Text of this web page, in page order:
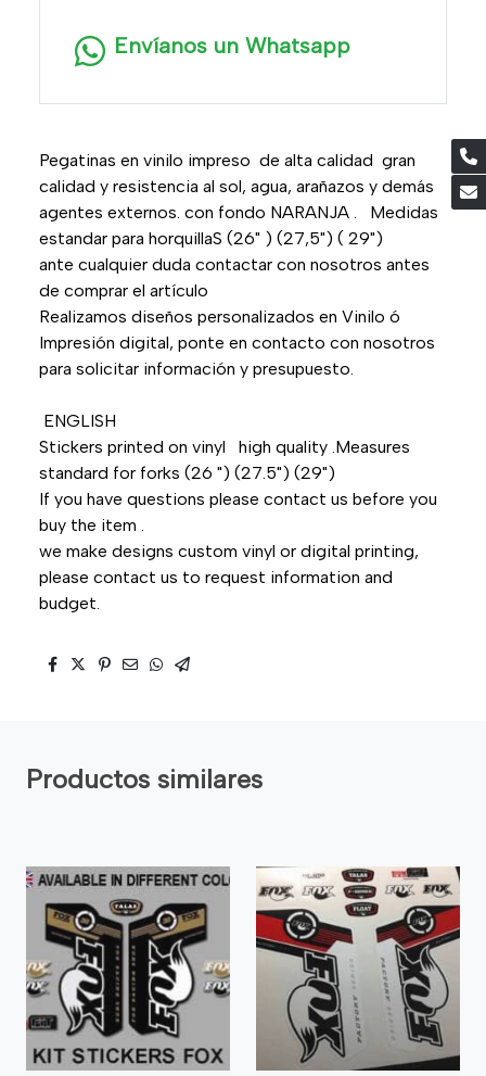
Envíanos un Whatsapp
Pegatinas en vinilo impreso de alta calidad gran
calidad y resistencia al sol, agua, arañazos y demás
agentes externos. con fondo NARANJA . Medidas
estandar para horquillaS (26" ) (27,5") ( 29")
ante cualquier duda contactar con nosotros antes
de comprar el artículo
Realizamos diseños personalizados en Vinilo ó
Impresión digital, ponte en contacto con nosotros
para solicitar información y presupuesto.
ENGLISH
Stickers printed on vinyl high quality .Measures
standard for forks (26 ") (27.5") (29")
If you have questions please contact us before you
buy the item .
we make designs custom vinyl or digital printing,
please contact us to request information and
budget.
Productos similares